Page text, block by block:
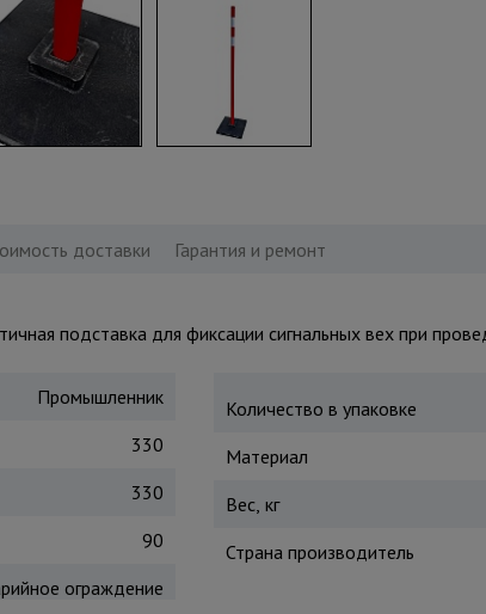
доставки Гарантия и ремонт
подставка для фиксации сигнальных вех при
Промышленник
330
330
90
ограждение
Количество в упаковке
Материал
Вес, кг
Страна производитель